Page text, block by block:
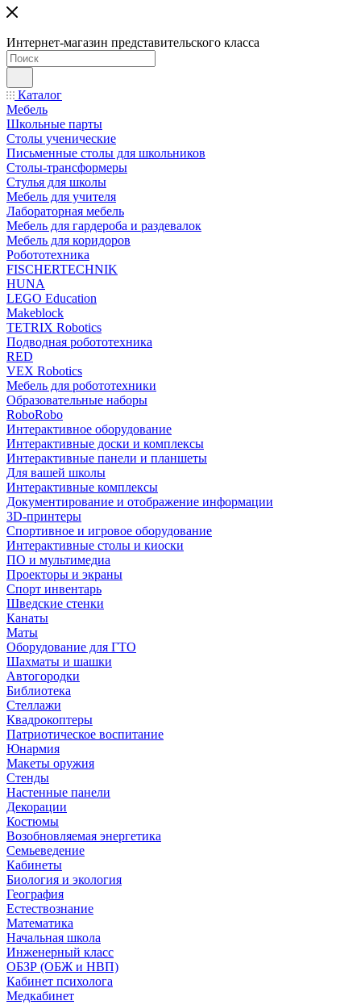
Интернет-магазин представительского класса
Каталог
Мебель
Школьные парты
Столы ученические
Письменные столы для школьников
Столы-трансформеры
Стулья для школы
Мебель для учителя
Лабораторная мебель
Мебель для гардероба и раздевалок
Мебель для коридоров
Робототехника
FISCHERTECHNIK
HUNA
LEGO Education
Makeblock
TETRIX Robotics
Подводная робототехника
RED
VEX Robotics
Мебель для робототехники
Образовательные наборы
RoboRobo
Интерактивное оборудование
Интерактивные доски и комплексы
Интерактивные панели и планшеты
Для вашей школы
Интерактивные комплексы
Документирование и отображение информации
3D-принтеры
Спортивное и игровое оборудование
Интерактивные столы и киоски
ПО и мультимедиа
Проекторы и экраны
Спорт инвентарь
Шведские стенки
Канаты
Маты
Оборудование для ГТО
Шахматы и шашки
Автогородки
Библиотека
Стеллажи
Квадрокоптеры
Патриотическое воспитание
Юнармия
Макеты оружия
Стенды
Настенные панели
Декорации
Костюмы
Возобновляемая энергетика
Семьеведение
Кабинеты
Биология и экология
География
Естествознание
Математика
Начальная школа
Инженерный класс
ОБЗР (ОБЖ и НВП)
Кабинет психолога
Медкабинет